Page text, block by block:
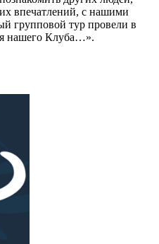
впечатлений, с нашими
групповой тур провели в
нашего Клуба…».